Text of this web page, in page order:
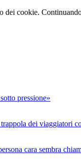
dei cookie.
pressione»
dei viaggiatori
cara sembra